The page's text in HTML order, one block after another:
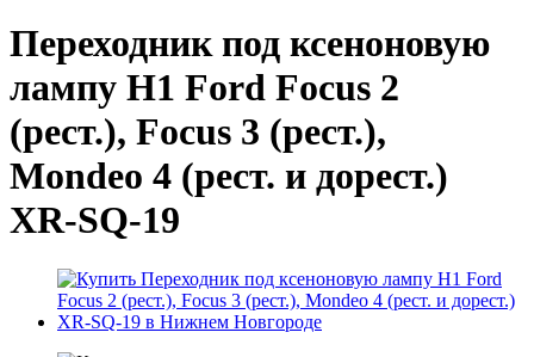
Переходник под ксеноновую
лампу H1 Ford Focus 2
(рест.), Focus 3 (рест.),
Mondeo 4 (рест. и дорест.)
XR-SQ-19